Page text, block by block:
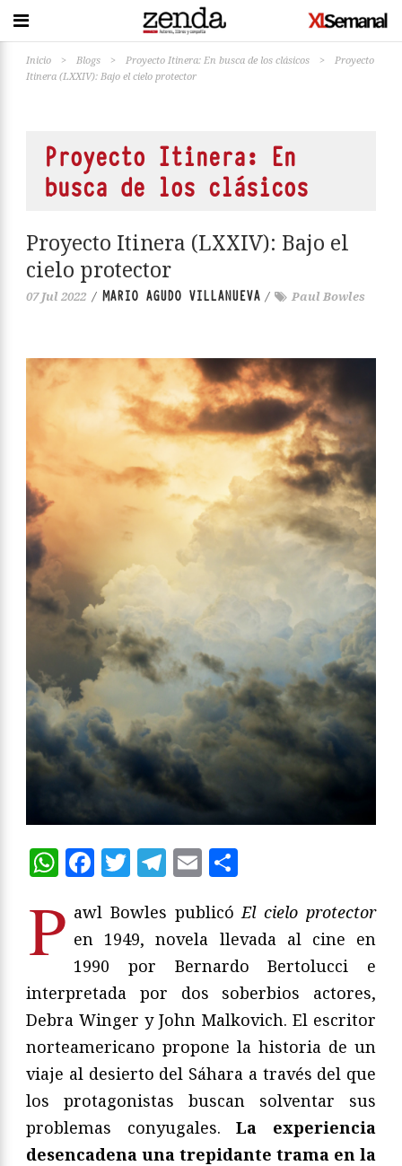
Inicio > Blogs > Proyecto Itinera: En busca de los clásicos >
Proyecto
Itinera (LXXIV): Bajo el cielo protector
Proyecto Itinera: En
busca de los clásicos
Proyecto Itinera (LXXIV): Bajo el
cielo protector
07 Jul 2022 / MARIO AGUDO VILLANUEVA / Paul Bowles
WhatsApp
Facebook
Twitter
Telegram
Email
P awl Bowles publicóEl cielo protector
en 1949, novela llevada al cine en
1990 por Bernardo Bertolucci e
interpretada por dos soberbios actores,
Debra Winger y John Malkovich. El escritor
norteamericano propone la historia de un
viaje al desierto del Sáhara a través del que
los protagonistas buscan solventar sus
problemas conyugales.La experiencia
desencadena una trepidante trama en la